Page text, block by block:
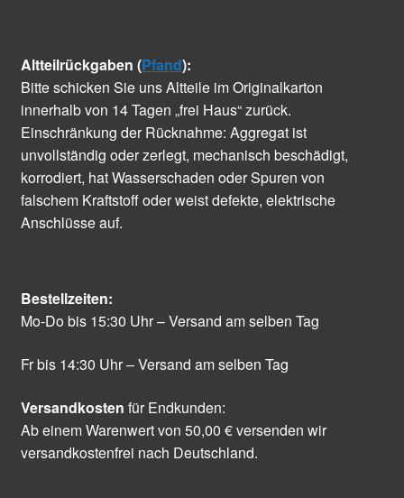
Altteilrückgaben (Pfand):
Bitte schicken Sie uns Altteile im Originalkarton
innerhalb von 14 Tagen „frei Haus“ zurück.
Einschränkung der Rücknahme: Aggregat ist
unvollständig oder zerlegt, mechanisch beschädigt,
korrodiert, hat Wasserschaden oder Spuren von
falschem Kraftstoff oder weist defekte, elektrische
Anschlüsse auf.
Bestellzeiten:
Mo-Do bis 15:30 Uhr – Versand am selben Tag
Fr bis 14:30 Uhr – Versand am selben Tag
Versandkosten für Endkunden:
Ab einem Warenwert von 50,00 € versenden wir
versandkostenfrei nach Deutschland.